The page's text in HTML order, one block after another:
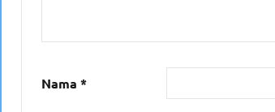
Nama *